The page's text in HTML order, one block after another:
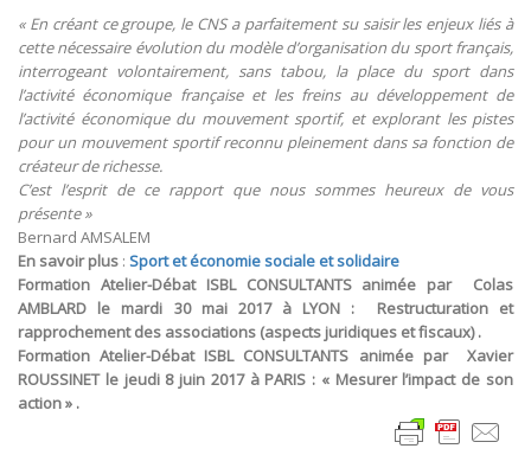
« En créant ce groupe, le CNS a parfaitement su saisir les enjeux liés à
cette nécessaire évolution du modèle d’organisation du sport français,
interrogeant volontairement, sans tabou, la place du sport dans
l’activité économique française et les freins au développement de
l’activité économique du mouvement sportif, et explorant les pistes
pour un mouvement sportif reconnu pleinement dans sa fonction de
créateur de richesse.
C’est l’esprit de ce rapport que nous sommes heureux de vous
présente »
Bernard AMSALEM
En savoir plus : Sport et économie sociale et solidaire
Formation Atelier-Débat ISBL CONSULTANTS animée par Colas
AMBLARD le mardi 30 mai 2017 à LYON : Restructuration et
rapprochement des associations (aspects juridiques et fiscaux) .
Formation Atelier-Débat ISBL CONSULTANTS animée par Xavier
ROUSSINET le jeudi 8 juin 2017 à PARIS : « Mesurer l’impact de son
action » .